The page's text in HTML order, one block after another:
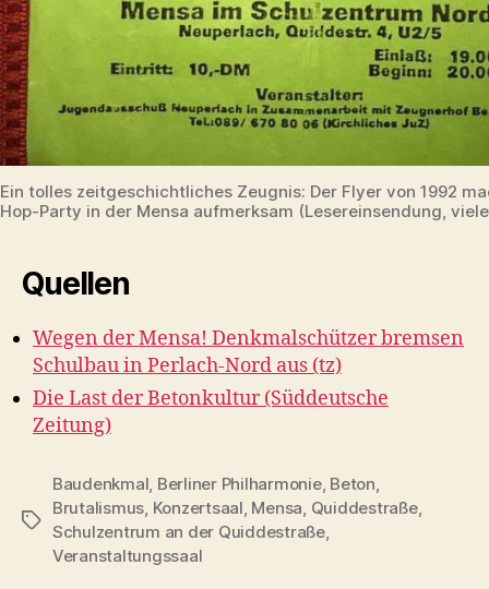
Ein tolles zeitgeschichtliches Zeugnis: Der Flyer von 1992
Hop-Party in der Mensa aufmerksam (Lesereinsendung,
Quellen
Wegen der Mensa! Denkmalschützer bremsen
Schulbau in Perlach-Nord aus (tz)
Die Last der Betonkultur (Süddeutsche
Zeitung)
Schlagwörter
Baudenkmal Berliner Philharmonie, Beton
Brutalismus Konzertsaal Mensa Quiddestraße,
Schulzentrum an der Quiddestraße,
Veranstaltungssaal